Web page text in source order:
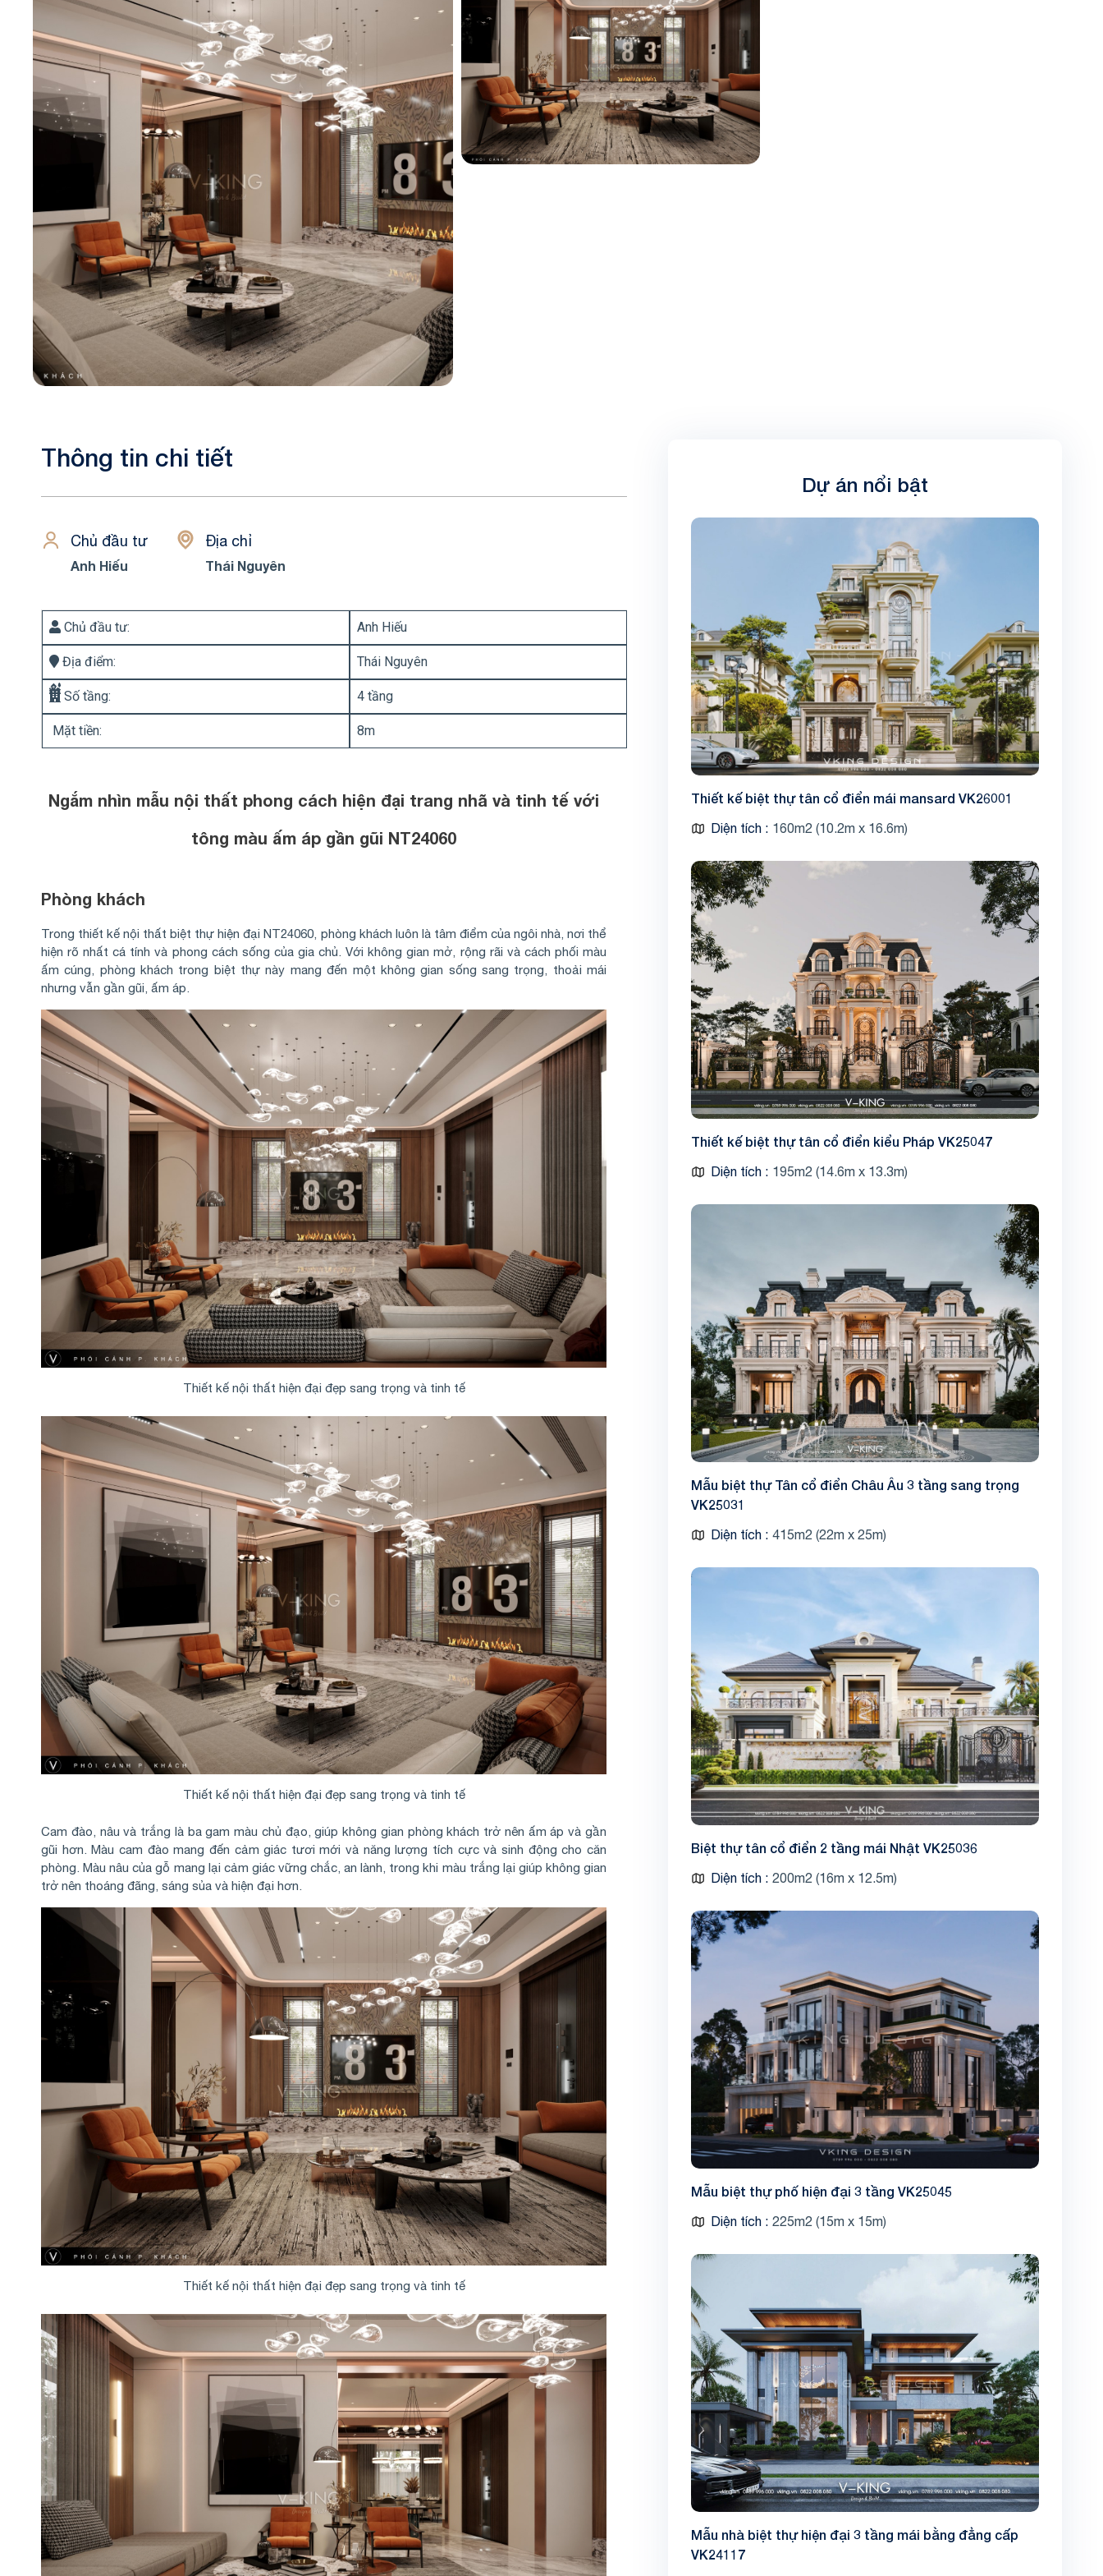
Biệt thự 3 tầng
Biệt thự 4 tầng
Thông tin chi tiết
Chủ đầu tư
Anh Hiếu
Địa chỉ
Thái Nguyên
Chủ đầu tư: Anh Hiếu
Địa điểm: Thái Nguyên
Số tầng: 4 tầng
Mặt tiền: 8m
Ngắm nhìn mẫu nội thất phong cách hiện đại trang nhã và tinh tế với
tông màu ấm áp gần gũi NT24060
Phòng khách
Trong thiết kế nội thất biệt thự hiện đại NT24060, phòng khách luôn là tâm điểm của ngôi nhà, nơi thể
hiện rõ nhất cá tính và phong cách sống của gia chủ. Với không gian mở, rộng rãi và cách phối màu
ấm cúng, phòng khách trong biệt thự này mang đến một không gian sống sang trọng, thoải mái
nhưng vẫn gần gũi, ấm áp.
Thiết kế nội thất hiện đại đẹp sang trọng và tinh tế
Thiết kế nội thất hiện đại đẹp sang trọng và tinh tế
Cam đào, nâu và trắng là ba gam màu chủ đạo, giúp không gian phòng khách trở nên ấm áp và gần
gũi hơn. Màu cam đào mang đến cảm giác tươi mới và năng lượng tích cực và sinh động cho căn
phòng. Màu nâu của gỗ mang lại cảm giác vững chắc, an lành, trong khi màu trắng lại giúp không gian
trở nên thoáng đãng, sáng sủa và hiện đại hơn.
Thiết kế nội thất hiện đại đẹp sang trọng và tinh tế
Dự án nổi bật
Thiết kế biệt thự tân cổ điển mái mansard VK26001
Diện tích 160m2 (10.2m x 16.6m)
Thiết kế biệt thự tân cổ điển kiểu Pháp VK25047
Diện tích 195m2 (14.6m x 13.3m)
Mẫu biệt thự Tân cổ điển Châu Âu 3 tầng sang trọng
VK25031
Diện tích 415m2 (22m x 25m)
Biệt thự tân cổ điển 2 tầng mái Nhật VK25036
Diện tích 200m2 (16m x 12.5m)
Mẫu biệt thự phố hiện đại 3 tầng VK25045
Diện tích 225m2 (15m x 15m)
Mẫu nhà biệt thự hiện đại 3 tầng mái bằng đẳng cấp
VK24117